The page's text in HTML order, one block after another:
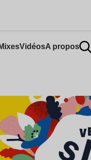
MixesVidéosA propos